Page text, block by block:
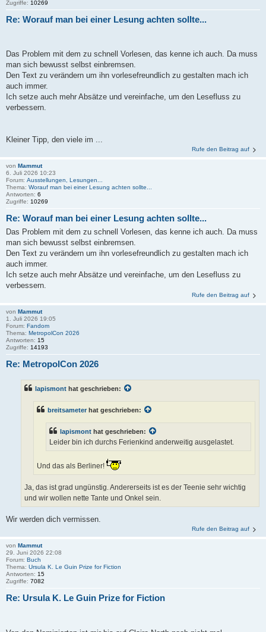
Zugriffe: 10269
Re: Worauf man bei einer Lesung achten sollte...
Das Problem mit dem zu schnell Vorlesen, das kenne ich auch. Da muss
man sich bewusst selbst einbremsen.
Den Text zu verändern um ihn vorlesefreundlich zu gestalten mach ich
auch immer.
Ich setze auch mehr Absätze und vereinfache, um den Lesefluss zu
verbessern.
Kleiner Tipp, den viele im ...
Rufe den Beitrag auf
von Mammut
6. Juli 2026 10:23
Forum: Ausstellungen, Lesungen...
Thema: Worauf man bei einer Lesung achten sollte...
Antworten: 6
Zugriffe: 10269
Re: Worauf man bei einer Lesung achten sollte...
Das Problem mit dem zu schnell Vorlesen, das kenne ich auch. Da muss
man sich bewusst selbst einbremsen.
Den Text zu verändern um ihn vorlesefreundlich zu gestalten mach ich
auch immer.
Ich setze auch mehr Absätze und vereinfache, um den Lesefluss zu
verbessern.
Rufe den Beitrag auf
von Mammut
1. Juli 2026 19:05
Forum: Fandom
Thema: MetropolCon 2026
Antworten: 15
Zugriffe: 14193
Re: MetropolCon 2026
lapismont hat geschrieben:
breitsameterhat geschrieben:
lapismont hat geschrieben:
Leider bin ich durchs Ferienkind anderweitig ausgelastet.
Und das als Berliner!
Ja, das ist grad ungünstig. Andererseits ist es der Teenie sehr wichtig
und wir wollen nette Tante und Onkel sein.
Wir werden dich vermissen.
Rufe den Beitrag auf
von Mammut
29. Juni 2026 22:08
Forum: Buch
Thema: Ursula K. Le Guin Prize for Fiction
Antworten: 15
Zugriffe: 7082
Re: Ursula K. Le Guin Prize for Fiction